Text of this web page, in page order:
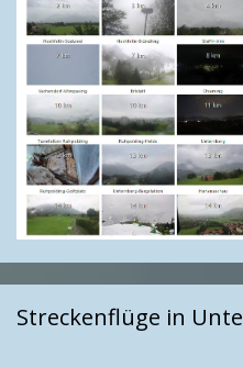
Streckenflüge in